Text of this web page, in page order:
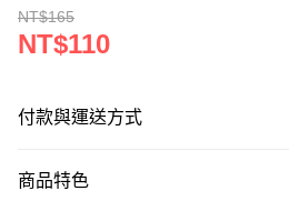
NT$165
NT$110
付款與運送方式
信用卡一次付款
商品特色